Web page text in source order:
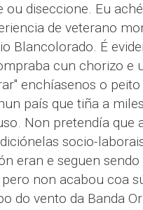
ou diseccione. Eu
de veterano
Blancolorado. É
cun chorizo e
enchíasenos o
país que tiña a
Non pretendía que
socio-
eran e seguen
non acabou coa
do vento da Banda